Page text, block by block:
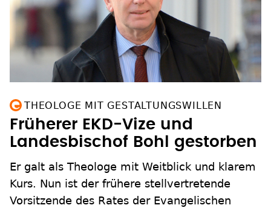
THEOLOGE MIT GESTALTUNGSWILLEN
Früherer EKD-Vize und
Landesbischof Bohl gestorben
Er galt als Theologe mit Weitblick und klarem
Kurs. Nun ist der frühere stellvertretende
Vorsitzende des Rates der Evangelischen